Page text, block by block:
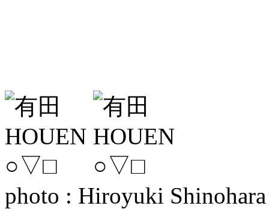
photo : Hiroyuki Shinohara